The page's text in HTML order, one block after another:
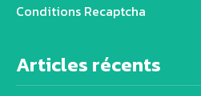
Conditions Recaptcha
Articles récents